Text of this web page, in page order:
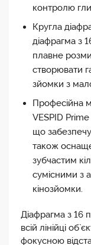
контролю
Кругла
діафрагма з
плавне
створювати
зйомки з
Професійна
VESPID
що
також
зубчастим
сумісними з
кінозйомки.
Діафрагма з 16
всій лінійці
фокусною